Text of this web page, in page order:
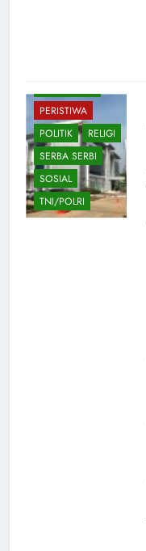
PERISTIWA
POLITIK
RELIGI
SERBA SERBI
SOSIAL
TNI/POLRI